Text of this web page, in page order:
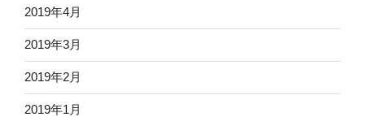
2019年4月
2019年3月
2019年2月
2019年1月